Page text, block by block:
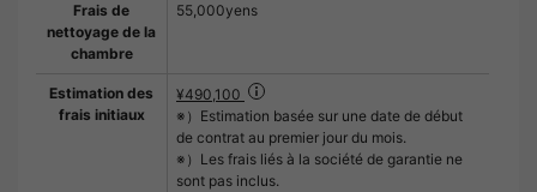
Frais de
nettoyage de la
chambre
55,000yens
Estimation des
frais initiaux
¥490,100
※）Estimation basée sur une date de début
de contrat au premier jour du mois.
※）Les frais liés à la société de garantie ne
sont pas inclus.